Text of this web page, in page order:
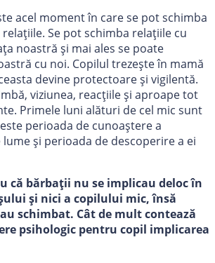
acel moment în care se pot schimba
Se pot schimba relațiile cu
noastră și mai ales se poate
cu noi. Copilul trezește în mamă
devine protectoare și vigilentă.
viziunea, reacțiile și aproape tot
Primele luni alături de cel mic sunt
perioada de cunoaștere a
și perioada de descoperire a ei
că bărbații nu se implicau deloc în
și nici a copilului mic, însă
schimbat. Cât de mult contează
psihologic pentru copil implicarea